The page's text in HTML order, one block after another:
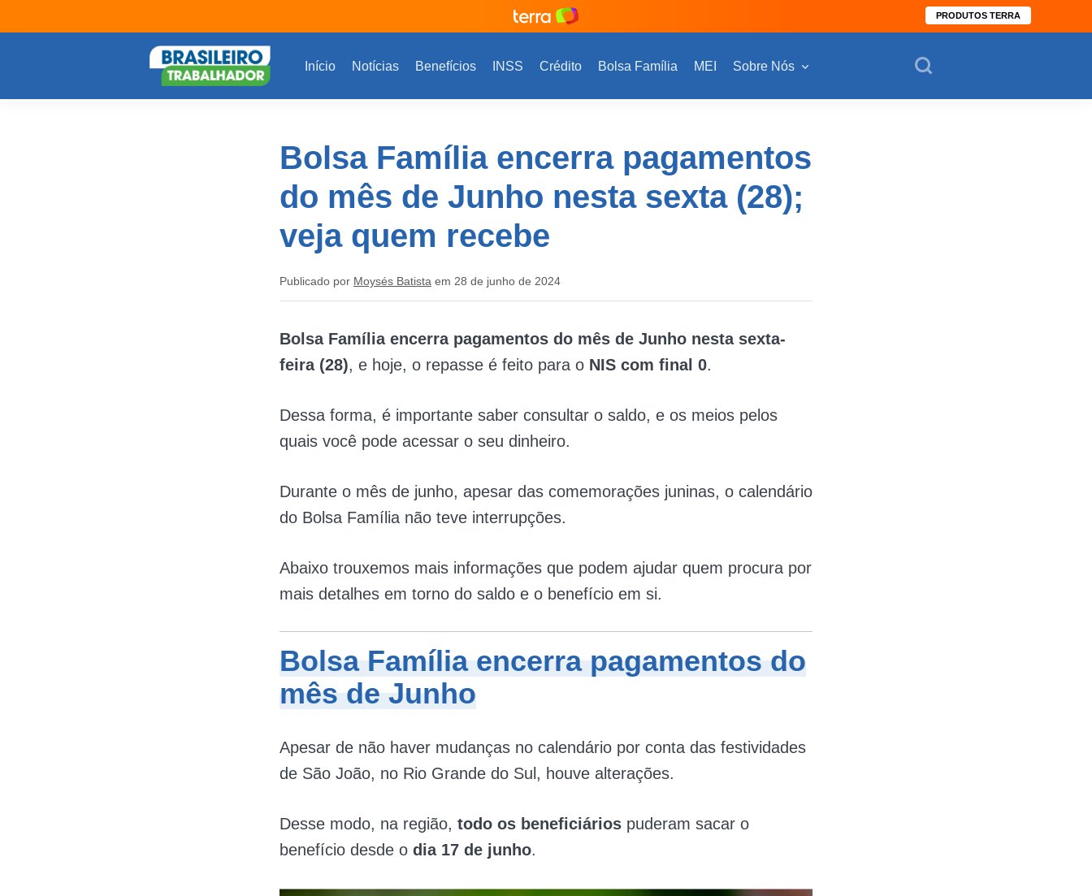
PRODUTOS TERRA
Início Notícias Benefícios INSS Crédito Bolsa Família MEI Sobre Nós
Bolsa Família encerra pagamentos
do mês de Junho nesta sexta (28);
veja quem recebe
Publicado por Moysés Batista em 28 de junho de 2024
Bolsa Família encerra pagamentos do mês de Junho nesta sexta-
feira (28), e hoje, o repasse é feito para o NIS com final 0.
Dessa forma, é importante saber consultar o saldo, e os meios pelos
quais você pode acessar o seu dinheiro.
Durante o mês de junho, apesar das comemorações juninas, o calendário
do Bolsa Família não teve interrupções.
Abaixo trouxemos mais informações que podem ajudar quem procura por
mais detalhes em torno do saldo e o benefício em si.
Bolsa Família encerra pagamentos do
mês de Junho
Apesar de não haver mudanças no calendário por conta das festividades
de São João, no Rio Grande do Sul, houve alterações.
Desse modo, na região, todo os beneficiários puderam sacar o
benefício desde o dia 17 de junho.